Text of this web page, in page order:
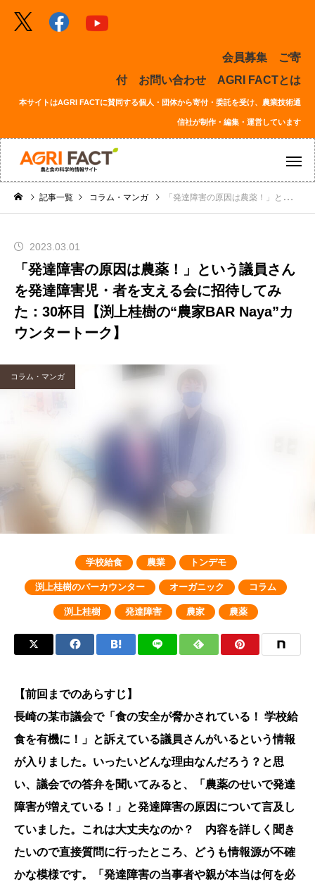
会員募集
ご寄
付
お問い合わせ AGRI FACTとは
本サイトはAGRI FACTに賛同する個人・団体から寄付・委託を受け、農業技術通
信社が制作・編集・運営しています
記事一覧 コラム・マンガ 「発達障害の原因は農薬！」という議員さんを発達障害児・者を支える会に招待してみた：30杯目【渕上桂樹の“農家BAR Naya”カウンタートーク】
2023.03.01
「発達障害の原因は農薬！」という議員さん
を発達障害児・者を支える会に招待してみ
た：30杯目【渕上桂樹の“農家BAR Naya”カ
ウンタートーク】
コラム・マンガ
学校給食 農業 トンデモ
渕上桂樹のバーカウンター オーガニック コラム
渕上桂樹 発達障害 農家 農薬
【前回までのあらすじ】
長崎の某市議会で「食の安全が脅かされている！ 学校給
食を有機に！」と訴えている議員さんがいるという情報
が入りました。いったいどんな理由なんだろう？と思
い、議会での答弁を聞いてみると、「農薬のせいで発達
障害が増えている！」と発達障害の原因について言及し
ていました。これは大丈夫なのか？ 内容を詳しく聞き
たいので直接質問に行ったところ、どうも情報源が不確
かな模様です。「発達障害の当事者や親が本当は何を必